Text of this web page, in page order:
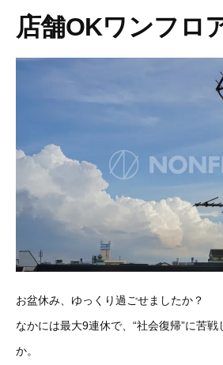
店舗OKワンフロ
お盆休み、ゆっくり過ごせましたか？
なかには最大9連休で、“社会復帰”に苦戦
か。